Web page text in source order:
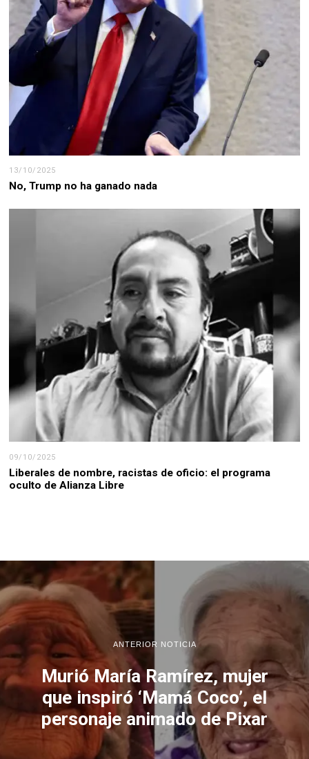
13/10/2025
No, Trump no ha ganado nada
09/10/2025
Liberales de nombre, racistas de oficio: el programa
oculto de Alianza Libre
ANTERIOR NOTICIA
Murió María Ramírez, mujer
que inspiró ‘Mamá Coco’,el
personaje animado de Pixar